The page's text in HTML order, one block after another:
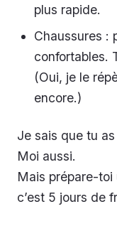
plus rapide.
Chaussures :
confortables.
(Oui, je le
encore.)
Je sais que tu
Moi aussi.
Mais prépare-toi
c’est 5 jours de